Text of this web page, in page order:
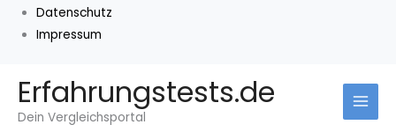
Datenschutz
Impressum
Inhalt
springen
Erfahrungstests.de
Dein Vergleichsportal